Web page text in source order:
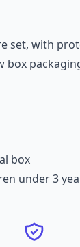
set, with
box
box
under 3